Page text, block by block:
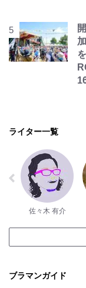
ライター一覧
佐々木 有介
ブラマンガイド